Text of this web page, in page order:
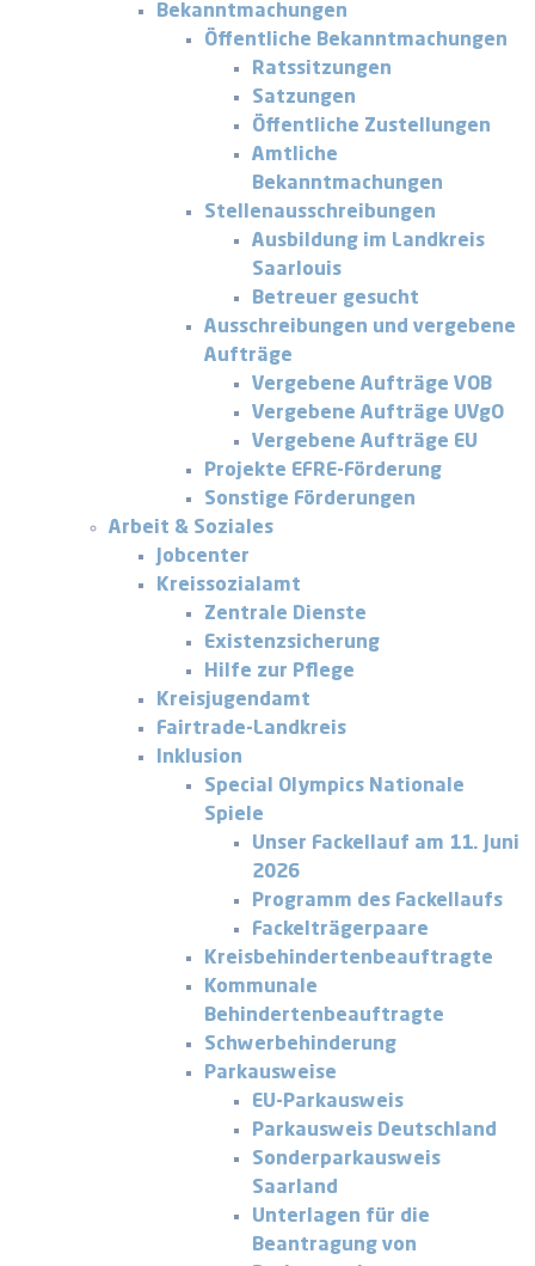
Bekanntmachungen
Öffentliche Bekanntmachungen
Ratssitzungen
Satzungen
Öffentliche Zustellungen
Amtliche
Bekanntmachungen
Stellenausschreibungen
Ausbildung im Landkreis
Saarlouis
Betreuer gesucht
Ausschreibungen und vergebene
Aufträge
Vergebene Aufträge VOB
Vergebene Aufträge UVgO
Vergebene Aufträge EU
Projekte EFRE-Förderung
Sonstige Förderungen
Arbeit & Soziales
Jobcenter
Kreissozialamt
Zentrale Dienste
Existenzsicherung
Hilfe zur Pflege
Kreisjugendamt
Fairtrade-Landkreis
Inklusion
Special Olympics Nationale
Spiele
Unser Fackellauf am 11. Juni
2026
Programm des Fackellaufs
Fackelträgerpaare
Kreisbehindertenbeauftragte
Kommunale
Behindertenbeauftragte
Schwerbehinderung
Parkausweise
EU-Parkausweis
Parkausweis Deutschland
Sonderparkausweis
Saarland
Unterlagen für die
Beantragung von